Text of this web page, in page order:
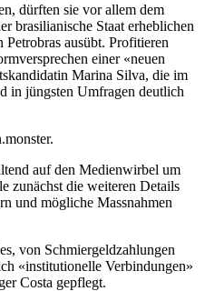
dürften sie vor allem dem
brasilianische Staat erheblichen
ausübt. Profitieren
einer «neuen
Marina Silva, die im
in jüngsten Umfragen deutlich
auf den Medienwirbel um
zunächst die weiteren Details
und mögliche Massnahmen
von Schmiergeldzahlungen
«institutionelle Verbindungen»
Costa gepflegt.